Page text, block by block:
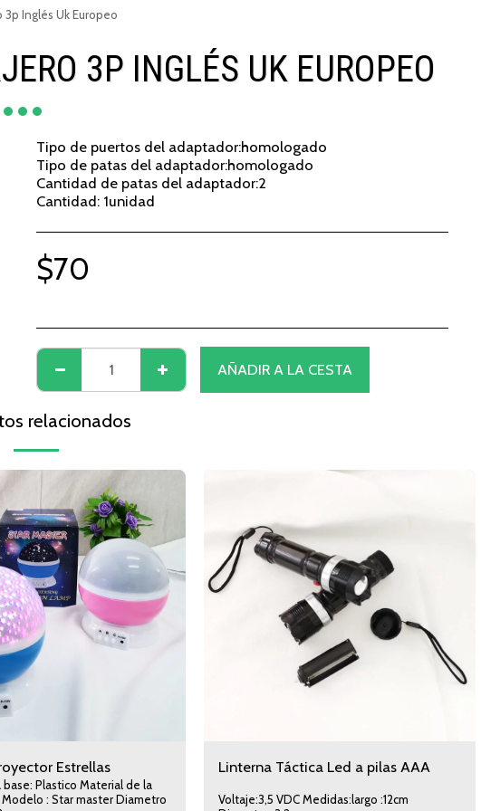
Inglés Uk Europeo
3P INGLÉS UK EUROPEO
Tipo de puertos del adaptador:homologado
Tipo de patas del adaptador:homologado
Cantidad de patas del adaptador:2
Cantidad: 1unidad
$70
AÑADIR A LA CESTA
relacionados
Estrellas Linterna Táctica Led a pilas AAA
Voltaje:3,5 VDC Medidas:largo :12cm